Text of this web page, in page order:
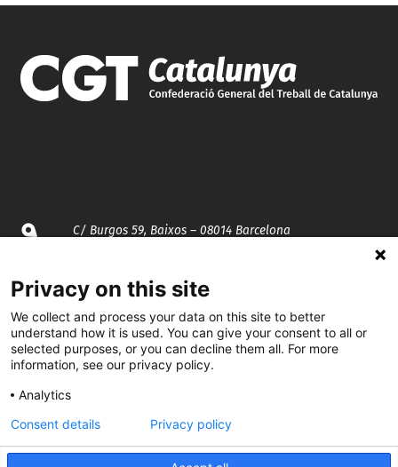
C/ Burgos 59, Baixos – 08014 Barcelona
spcgtcatalunya.cat
935 120 481
@CGTCatalunya
Privacy on this site
We collect and process your data on this site to better
understand how it is used. You can give your consent to all or
selected purposes, or you can decline them all. For more
information, see our privacy policy.
Analytics
Consent details Privacy policy